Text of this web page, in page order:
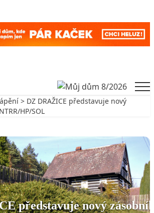
> DZ DRAŽICE představuje nový
HP/SOL
představuje nový